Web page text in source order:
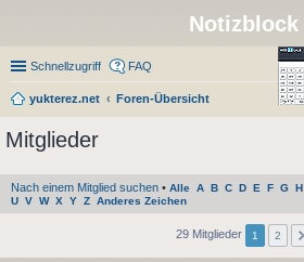
Notizblock
Schnellzugriff FAQ
yukterez.net
Foren-Übersicht
Mitglieder
Nach einem Mitglied suchen • Alle A B C D E F G H
U V W X Y Z Anderes Zeichen
29 Mitglieder 1 2